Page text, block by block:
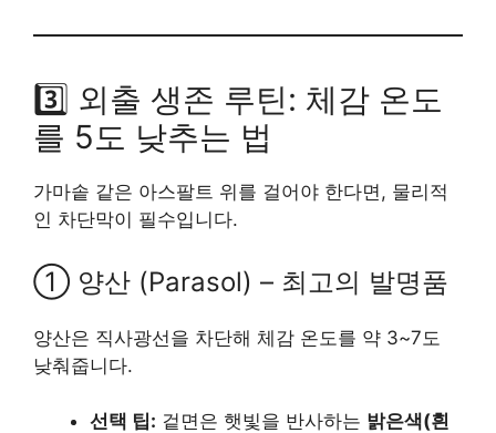
3️⃣ 외출 생존 루틴: 체감 온도
를 5도 낮추는 법
가마솥 같은 아스팔트 위를 걸어야 한다면, 물리적
인 차단막이 필수입니다.
① 양산 (Parasol) – 최고의 발명품
양산은 직사광선을 차단해 체감 온도를 약 3~7도
낮춰줍니다.
선택 팁: 겉면은 햇빛을 반사하는 밝은색(흰